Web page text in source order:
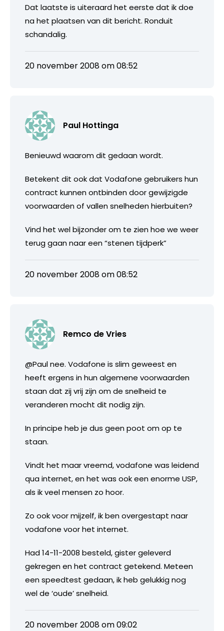
Dat laatste is uiteraard het eerste dat ik doe
na het plaatsen van dit bericht. Ronduit
schandalig.
20 november 2008 om 08:52
Paul Hottinga
Benieuwd waarom dit gedaan wordt.
Betekent dit ook dat Vodafone gebruikers hun
contract kunnen ontbinden door gewijzigde
voorwaarden of vallen snelheden hierbuiten?
Vind het wel bijzonder om te zien hoe we weer
terug gaan naar een “stenen tijdperk”
20 november 2008 om 08:52
Remco de Vries
@Paul nee. Vodafone is slim geweest en
heeft ergens in hun algemene voorwaarden
staan dat zij vrij zijn om de snelheid te
veranderen mocht dit nodig zijn.
In principe heb je dus geen poot om op te
staan.
Vindt het maar vreemd, vodafone was leidend
qua internet, en het was ook een enorme USP,
als ik veel mensen zo hoor.
Zo ook voor mijzelf, ik ben overgestapt naar
vodafone voor het internet.
Had 14-11-2008 besteld, gister geleverd
gekregen en het contract getekend. Meteen
een speedtest gedaan, ik heb gelukkig nog
wel de ‘oude’ snelheid.
20 november 2008 om 09:02